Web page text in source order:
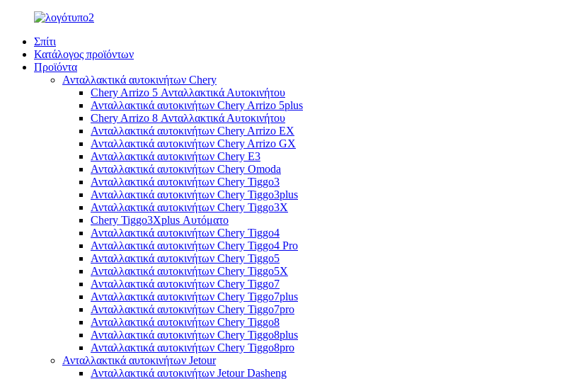
Σπίτι
Κατάλογος προϊόντων
Προϊόντα
Ανταλλακτικά αυτοκινήτων Chery
Chery Arrizo 5 Ανταλλακτικά Αυτοκινήτου
Ανταλλακτικά αυτοκινήτων Chery Arrizo 5plus
Chery Arrizo 8 Ανταλλακτικά Αυτοκινήτου
Ανταλλακτικά αυτοκινήτων Chery Arrizo EX
Ανταλλακτικά αυτοκινήτων Chery Arrizo GX
Ανταλλακτικά αυτοκινήτων Chery E3
Ανταλλακτικά αυτοκινήτων Chery Omoda
Ανταλλακτικά αυτοκινήτων Chery Tiggo3
Ανταλλακτικά αυτοκινήτων Chery Tiggo3plus
Ανταλλακτικά αυτοκινήτων Chery Tiggo3X
Chery Tiggo3Xplus Αυτόματο
Ανταλλακτικά αυτοκινήτων Chery Tiggo4
Ανταλλακτικά αυτοκινήτων Chery Tiggo4 Pro
Ανταλλακτικά αυτοκινήτων Chery Tiggo5
Ανταλλακτικά αυτοκινήτων Chery Tiggo5X
Ανταλλακτικά αυτοκινήτων Chery Tiggo7
Ανταλλακτικά αυτοκινήτων Chery Tiggo7plus
Ανταλλακτικά αυτοκινήτων Chery Tiggo7pro
Ανταλλακτικά αυτοκινήτων Chery Tiggo8
Ανταλλακτικά αυτοκινήτων Chery Tiggo8plus
Ανταλλακτικά αυτοκινήτων Chery Tiggo8pro
Ανταλλακτικά αυτοκινήτων Jetour
Ανταλλακτικά αυτοκινήτων Jetour Dasheng